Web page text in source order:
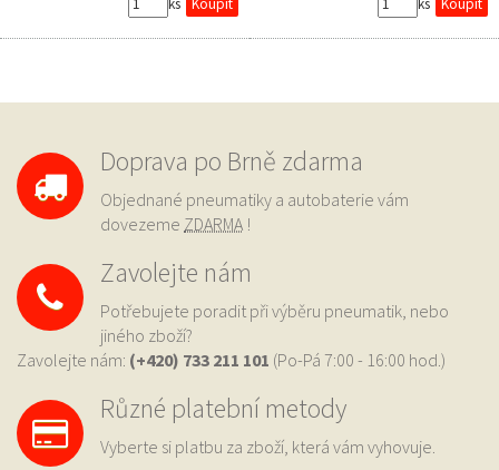
ks
ks
Doprava po Brně zdarma
Objednané pneumatiky a autobaterie vám
dovezeme ZDARMA !
Zavolejte nám
Potřebujete poradit při výběru pneumatik, nebo
jiného zboží?
Zavolejte nám: (+420) 733 211 101 (Po-Pá 7:00 - 16:00 hod.)
Různé platební metody
Vyberte si platbu za zboží, která vám vyhovuje.